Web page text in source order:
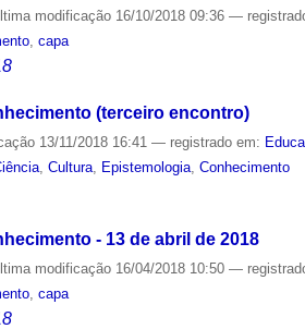
modificação 16/10/2018 09:36—
,capa
(terceiro encontro)
13/11/2018 16:41— registrado em:
,Cultura Epistemologia ,Conhecimento
- 13 de abril de 2018
modificação 16/04/2018 10:50—
,capa